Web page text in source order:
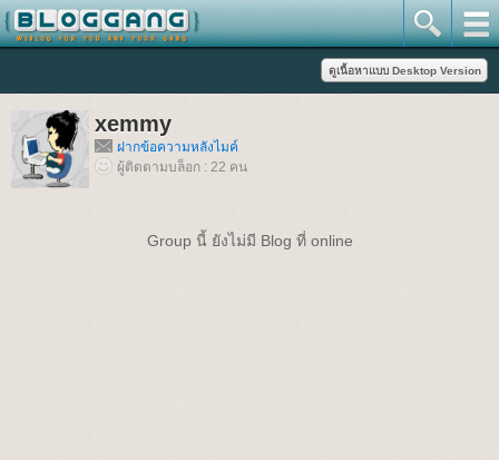
xemmy
ฝากข้อความหลังไมค์
ผู้ติดตามบล็อก : 22 คน
Group นี้ ยังไม่มี Blog ที่ online